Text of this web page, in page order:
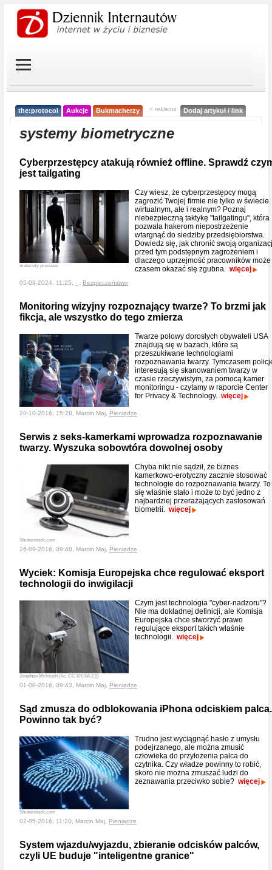
the:protocol Aukcje Bukmacherzy < reklama Dodaj artykuł / link
systemy biometryczne
Cyberprzestępcy atakują również offline. Sprawdź
jest tailgating
materiały prasowe
Czy wiesz, że cyberprzestępcy mogą
zagrozić Twojej firmie nie tylko w świecie
wirtualnym, ale i realnym? Poznaj
niebezpieczną taktykę "tailgatingu", która
pozwala hakerom niepostrzeżenie
wtargnąć do siedziby przedsiębiorstwa.
Dowiedz się, jak chronić swoją
przed tym podstępnym zagrożeniem i
dlaczego uprzejmość pracowników może
czasem okazać się zgubna. więcej
05-09-2024, 11:25, _, Bezpieczeństwo
Monitoring wizyjny rozpoznający twarze? To brzmi jak
fikcja, ale wszystko do tego zmierza
Twarze połowy dorosłych obywateli USA
znajdują się w bazach, które są
przeszukiwane technologiami
rozpoznawania twarzy. Tymczasem
interesują się skanowaniem twarzy w
czasie rzeczywistym, za pomocą kamer
monitoringu - czytamy w raporcie Center
for Privacy & Technology. więcej
20-10-2016, 15:28, Marcin Maj, Pieniądze
Serwis z seks-kamerkami wprowadza rozpoznawanie
twarzy. Wyszuka sobowtóra dowolnej osoby
Shutterstock.com
Chyba nikt nie sądził, że biznes
kamerkowo-erotyczny zacznie stosować
technologie do rozpoznawania twarzy. To
się właśnie stało i może to być jedno z
najbardziej przerażających zastosowań
biometrii. więcej
26-09-2016, 09:40, Marcin Maj, Pieniądze
Wyciek: Komisja Europejska chce regulować eksport
technologii do inwigilacji
Jonathan McIntosh (lic. CC BY-SA 2.0)
Czym jest technologia "cyber-nadzoru"?
Nie ma dokładnej definicji, ale Komisja
Europejska chce stworzyć prawo
regulujące eksport takich właśnie
technologii. więcej
01-08-2016, 09:43, Marcin Maj, Pieniądze
Sąd zmusza do odblokowania iPhona odciskiem palca.
Powinno tak być?
Shutterstock.com
Trudno jest wyciągnąć hasło z umysłu
podejrzanego, ale można zmusić
człowieka do przyłożenia palca do
czytnika. Czy władze powinny to robić,
skoro nie można zmuszać ludzi do
zeznawania przeciwko sobie? więcej
02-05-2016, 11:20, Marcin Maj, Pieniądze
System wjazdu/wyjazdu, zbieranie odcisków palców,
czyli UE buduje "inteligentne granice"